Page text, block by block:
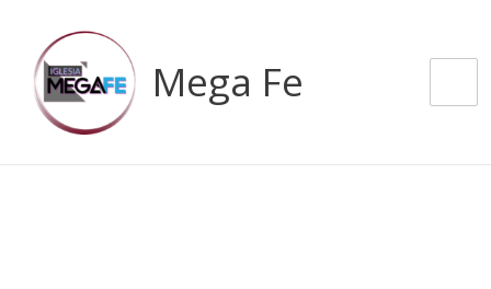
contenido
Mega Fe